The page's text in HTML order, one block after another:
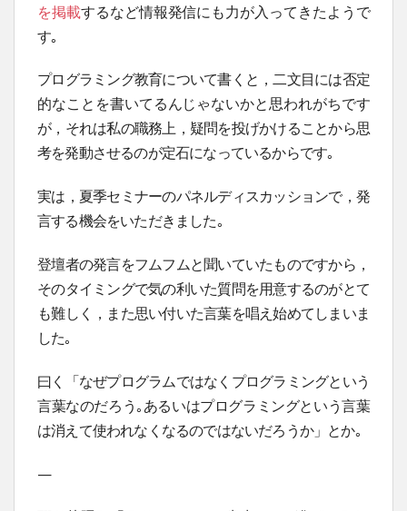
を掲載するなど情報発信にも力が入ってきたようで
す｡
プログラミング教育について書くと，二文目には否定
的なことを書いてるんじゃないかと思われがちです
が，それは私の職務上，疑問を投げかけることから思
考を発動させるのが定石になっているからです｡
実は，夏季セミナーのパネルディスカッションで，発
言する機会をいただきました｡
登壇者の発言をフムフムと聞いていたものですから，
そのタイミングで気の利いた質問を用意するのがとて
も難しく，また思い付いた言葉を唱え始めてしまいま
した｡
曰く「なぜプログラムではなくプログラミングという
言葉なのだろう｡あるいはプログラミングという言葉
は消えて使われなくなるのではないだろうか」とか｡
—